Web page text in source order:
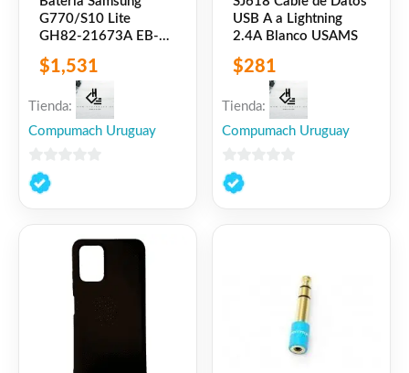
G770/S10 Lite
GH82-21673A EB-
BS908ABY 4.500mAh
Original
$1,531
Tienda:
Compumach Uruguay
0
de
USB A a Lightning
2.4A Blanco USAMS
$281
Tienda:
Compumach Uruguay
0
de